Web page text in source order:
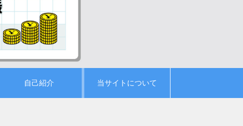
自己紹介 当サイトについて